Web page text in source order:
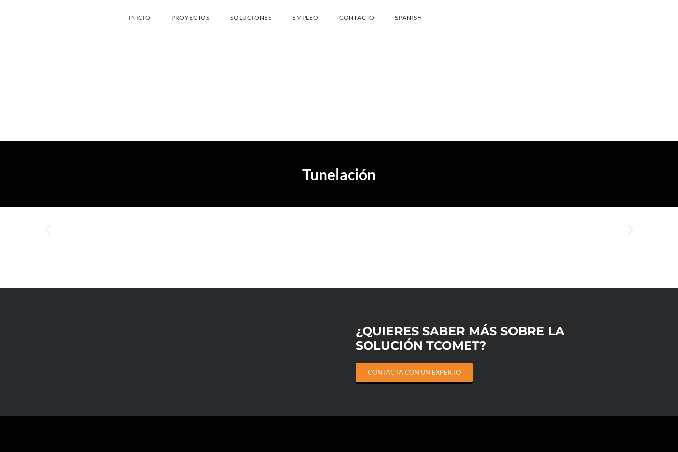
INICIO PROYECTOS SOLUCIONES EMPLEO CONTACTO SPANISH
Tunelación
¿QUIERES SABER MÁS SOBRE LA
SOLUCIÓN TCOMET?
CONTACTA CON UN EXPERTO